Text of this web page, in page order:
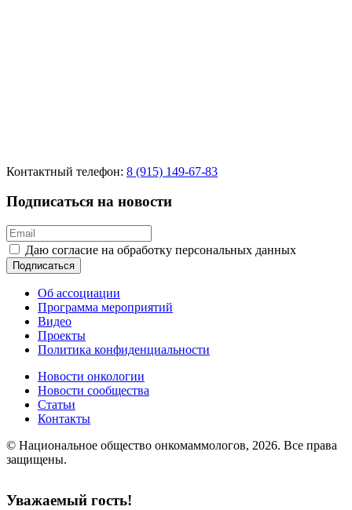
Контактный телефон: 8 (915) 149-67-83
Подписаться на новости
Даю согласие на обработку персональных данных
Подписаться
Об ассоциации
Программа мероприятий
Видео
Проекты
Политика конфиденциальности
Новости онкологии
Новости сообщества
Статьи
Контакты
© Национальное общество онкомаммологов, 2026. Все права
защищены.
Уважаемый гость!